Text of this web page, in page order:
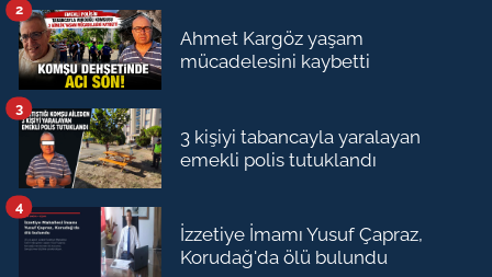
Ahmet Kargöz yaşam
mücadelesini kaybetti
2
3 kişiyi tabancayla yaralayan
emekli polis tutuklandı
3
İzzetiye İmamı Yusuf Çapraz,
Korudağ'da ölü bulundu
4